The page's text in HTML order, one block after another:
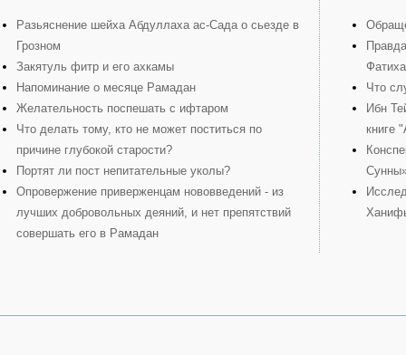
Разьяснение шейха Абдуллаха ас-Сада о сьезде в
Грозном
Закятуль фитр и его ахкамы
Напоминание о месяце Рамадан
Желательность поспешать с ифтаром
Что делать тому, кто не может поститься по
причине глубокой старости?
Портят ли пост непитательные уколы?
Опровержение приверженцам нововведений - из
лучших добровольных деяний, и нет препятствий
совершать его в Рамадан
Что
Ибн
книге